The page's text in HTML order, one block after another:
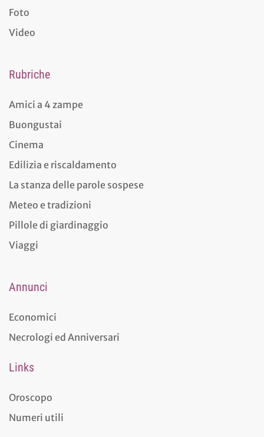
Foto
Video
Rubriche
Amici a 4 zampe
Buongustai
Cinema
Edilizia e riscaldamento
La stanza delle parole sospese
Meteo e tradizioni
Pillole di giardinaggio
Viaggi
Annunci
Economici
Necrologi ed Anniversari
Links
Oroscopo
Numeri utili